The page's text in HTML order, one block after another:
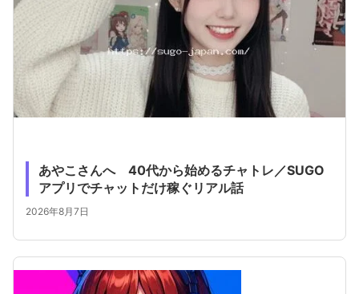
あやこさんへ 40代から始めるチャトレ／SUGO
アプリでチャットだけ稼ぐリアル話
2026年8月7日